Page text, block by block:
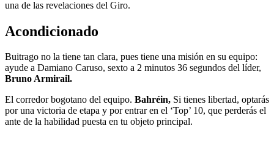
una de las revelaciones del Giro.
Acondicionado
Buitrago no la tiene tan clara, pues tiene una misión en su equipo:
ayude a Damiano Caruso, sexto a 2 minutos 36 segundos del líder,
Bruno Armirail.
El corredor bogotano del equipo. Bahréin, Si tienes libertad, optarás
por una victoria de etapa y por entrar en el ‘Top’ 10, que perderás el
ante de la habilidad puesta en tu objeto principal.